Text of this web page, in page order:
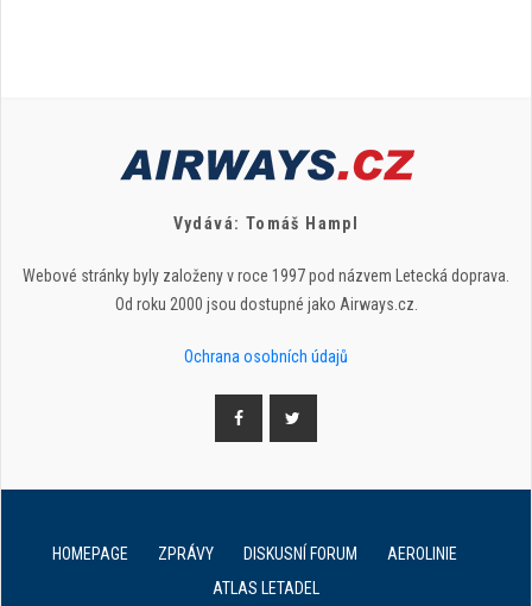
Vydává: Tomáš Hampl
Webové stránky byly založeny v roce 1997 pod názvem Letecká doprava.
Od roku 2000 jsou dostupné jako Airways.cz.
Ochrana osobních údajů
HOMEPAGE ZPRÁVY DISKUSNÍ FORUM
AEROLINIE
ATLAS LETADEL